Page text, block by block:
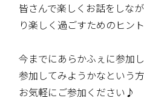
皆さんで楽しくお話をしな
り楽しく過ごすためのヒン
今までにあらかふぇに参加
参加してみようかなという
お気軽にご参加ください♪